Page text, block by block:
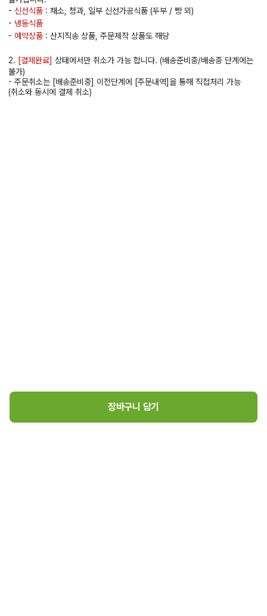
- 신선식품 : 채소, 청과, 일부 신선가공식품 (두부 / 빵 외)
- 냉동식품
- 예약상품 : 산지직송 상품, 주문제작 상품도 해당
2. [결제완료] 상태에서만 취소가 가능 합니다. (배송준비중/배송중 단계에는
불가)
- 주문취소는 [배송준비중] 이전단계에 [주문내역]을 통해 직접처리 가능
(취소와 동시에 결제 취소)
장바구니 담기